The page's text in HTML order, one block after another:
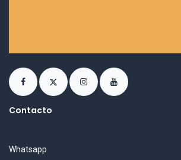
Contacto
Whatsapp